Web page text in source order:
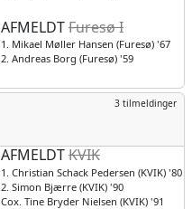
AFMELDTFuresø I
1. Mikael Møller Hansen (Furesø) '67
2. Andreas Borg (Furesø) '59
3 tilmeldinger
AFMELDTKVIK
1. Christian Schack Pedersen (KVIK) '80
2. Simon Bjærre (KVIK) '90
Cox. Tine Bryder Nielsen (KVIK) '91